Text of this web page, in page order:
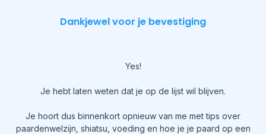
Dankjewel voor je bevestiging
Yes!
Je hebt laten weten dat je op de lijst wil blijven.
Je hoort dus binnenkort opnieuw van me met tips over
paardenwelzijn, shiatsu, voeding en hoe je je paard op een